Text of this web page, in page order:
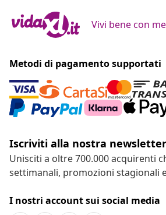
Vivi bene con
Metodi di pagamento supportati
Iscriviti alla nostra newsletter
Unisciti a oltre 700.000 acquirenti
settimanali, promozioni stagionali
I nostri account sui social media